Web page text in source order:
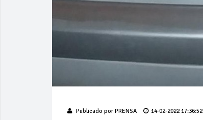
Publicado por PRENSA 14-02-2022 17:36:52